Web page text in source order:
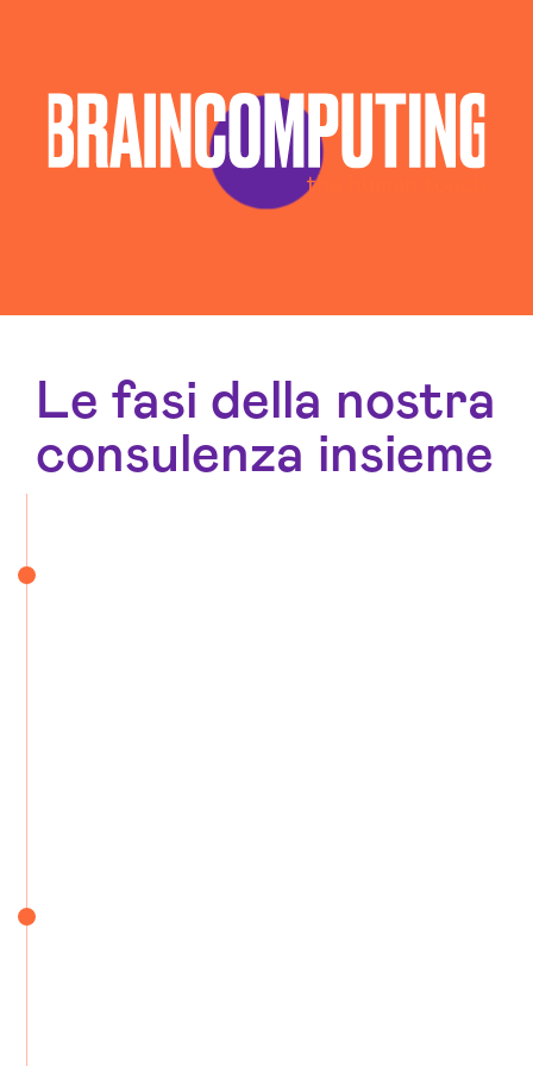
Le fasi della nostra
consulenza insieme